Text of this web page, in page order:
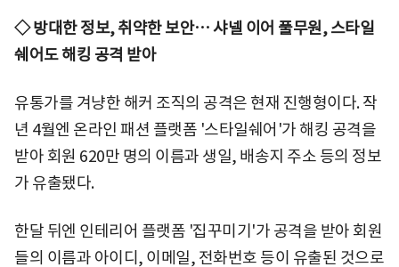
◇ 방대한 정보, 취약한 보안… 샤넬 이어 풀무원, 스타일
쉐어도 해킹 공격 받아
유통가를 겨냥한 해커 조직의 공격은 현재 진행형이다. 작
년 4월엔 온라인 패션 플랫폼 '스타일쉐어'가 해킹 공격을
받아 회원 620만 명의 이름과 생일, 배송지 주소 등의 정보
가 유출됐다.
한달 뒤엔 인테리어 플랫폼 '집꾸미기'가 공격을 받아 회원
들의 이름과 아이디, 이메일, 전화번호 등이 유출된 것으로